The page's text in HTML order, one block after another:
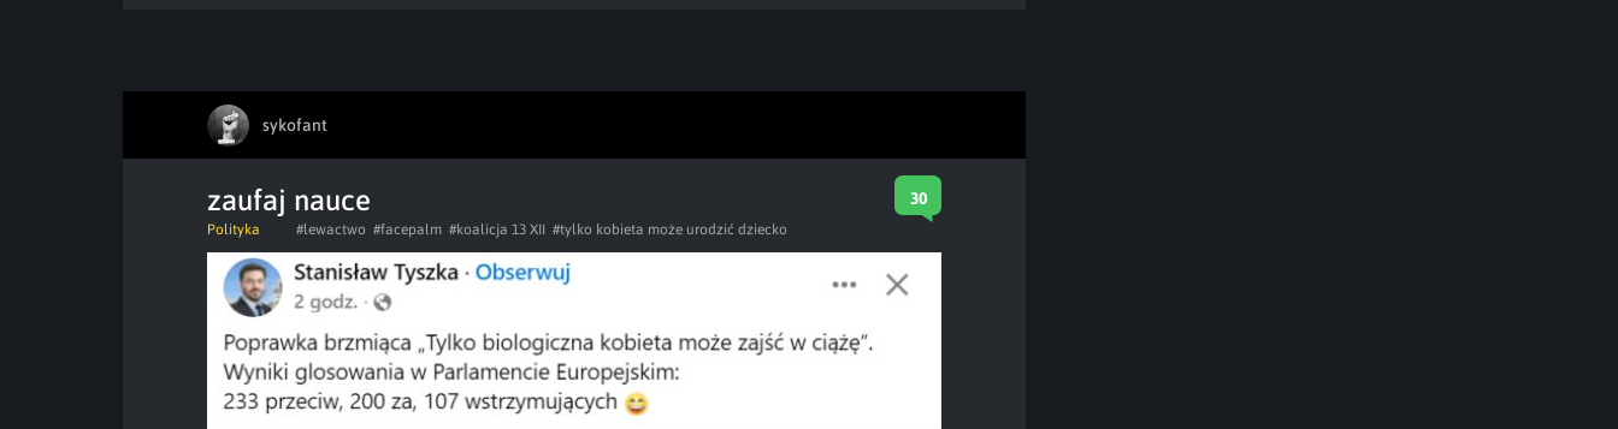
sykofant
zaufaj nauce 30
Polityka #lewactwo #facepalm #koalicja 13 XII #tylko kobieta może urodzić dziecko